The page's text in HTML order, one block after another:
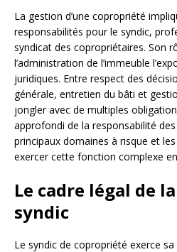
La gestion d’une copropriété
responsabilités pour le syndic,
syndicat des copropriétaires. Son
l’administration de l’immeuble
juridiques. Entre respect des
générale, entretien du bâti et
jongler avec de multiples
approfondi de la responsabilité
principaux domaines à risque et
exercer cette fonction complexe
Le cadre légal de
syndic
Le syndic de copropriété exerce